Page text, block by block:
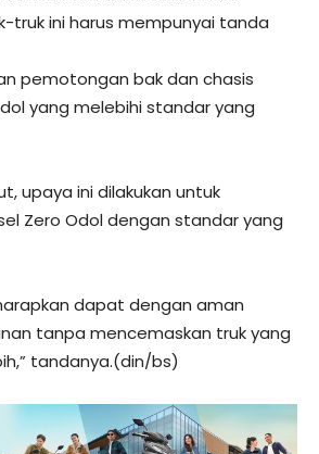
truk ini harus mempunyai tanda
pemotongan bak dan chasis
yang melebihi standar yang
upaya ini dilakukan untuk
Zero Odol dengan standar yang
dapat dengan aman
tanpa mencemaskan truk yang
tandanya.(din/bs)